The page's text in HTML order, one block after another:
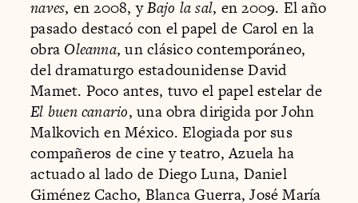
naves, en 2008, yBajo la sal, en 2009. El año
pasado destacó con el papel de Carol en la
obra Oleanna, un clásico contemporáneo,
del dramaturgo estadounidense David
Mamet. Poco antes, tuvo el papel estelar de
El buen canario, una obra dirigida por John
Malkovich en México. Elogiada por sus
compañeros de cine y teatro, Azuela ha
actuado al lado de Diego Luna, Daniel
Giménez Cacho, Blanca Guerra, José María